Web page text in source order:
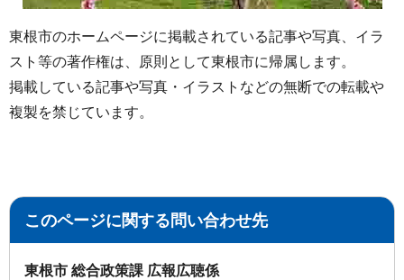
東根市のホームページに掲載されている記事や写真、イラ
スト等の著作権は、原則として東根市に帰属します。
掲載している記事や写真・イラストなどの無断での転載や
複製を禁じています。
このページに関する問い合わせ先
東根市 総合政策課 広報広聴係